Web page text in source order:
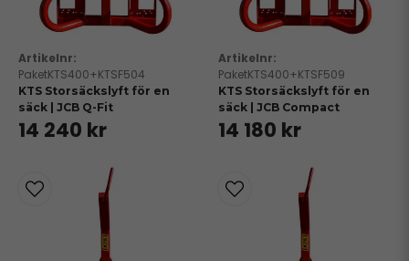
PaketKTS400+KTSF504
KTS Storsäckslyft för en
säck | JCB Q-Fit
14 240 kr
PaketKTS400+KTSF509
KTS Storsäckslyft för en
säck | JCB Compact
14 180 kr